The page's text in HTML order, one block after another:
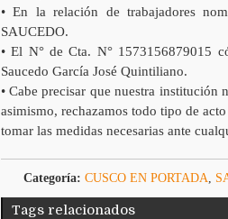
• En la relación de trabajadores
SAUCEDO.
• El N° de Cta. N° 1573156879015
Saucedo García José Quintiliano.
• Cabe precisar que nuestra
asimismo, rechazamos todo tipo de
tomar las medidas necesarias ante
Categoría: CUSCO EN PORTADA
Tags relacionados